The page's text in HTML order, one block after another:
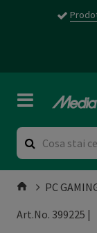
PC
Art.No. 399225 |